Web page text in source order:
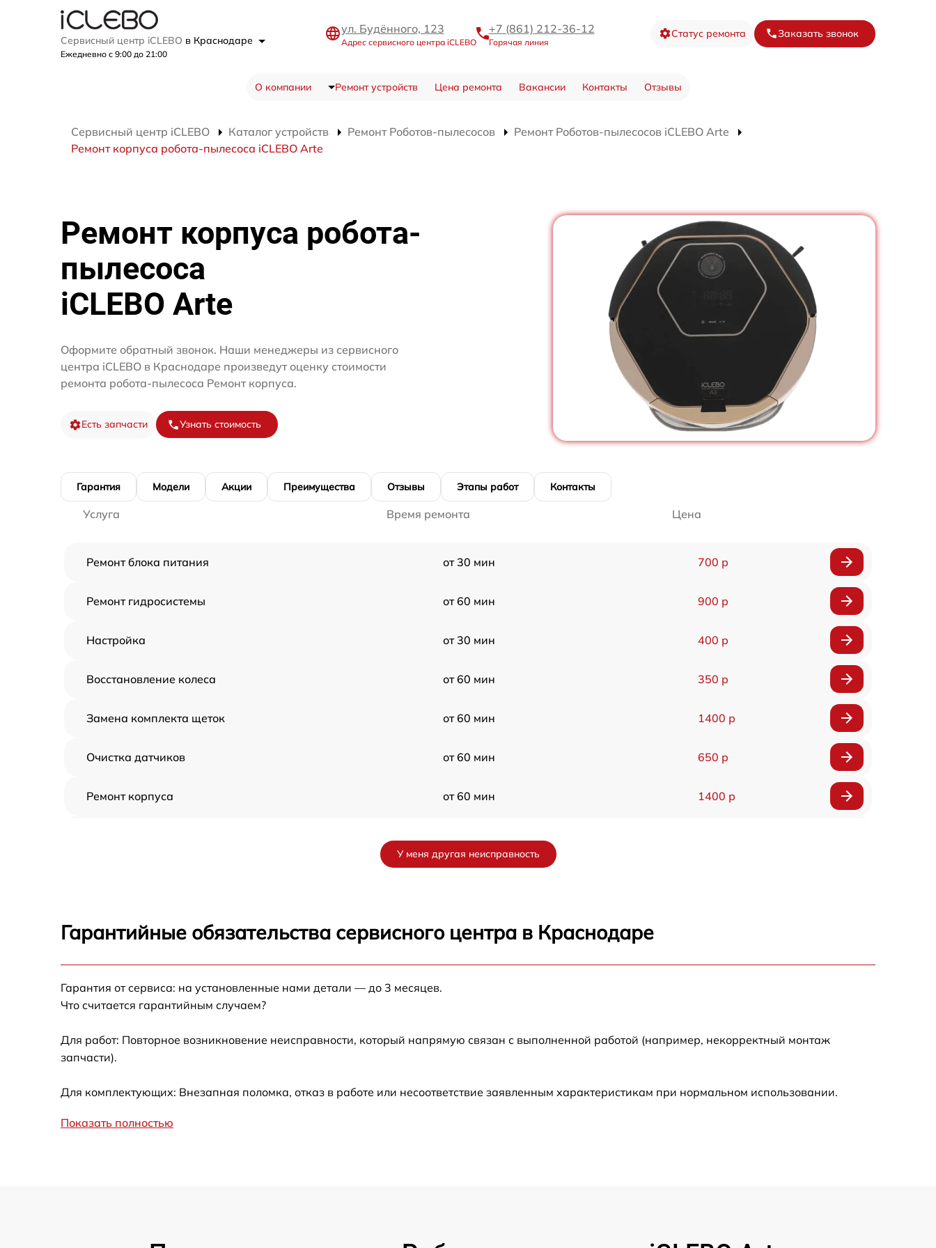
Сервисный центр iCLEBO в Краснодаре
Ежедневно с 9:00 до 21:00
ул. Будённого, 123
Адрес сервисного центра iCLEBO
+7 (861) 212-36-12
Горячая линия
Статус ремонта Заказать звонок
О компании Ремонт устройств Цена ремонта Вакансии Контакты Отзывы
Сервисный центр iCLEBO Каталог устройств Ремонт Роботов-пылесосов
Ремонт Роботов-пылесосов iCLEBO Arte
Ремонт корпуса робота-пылесоса iCLEBO Arte
Ремонт корпуса робота-
пылесоса
iCLEBO Arte
Оформите обратный звонок. Наши менеджеры из сервисного
центра iCLEBO в Краснодаре произведут оценку стоимости
ремонта робота-пылесоса Ремонт корпуса.
Есть запчасти Узнать стоимость
Гарантия Модели Акции Преимущества Отзывы Этапы работ Контакты
Услуга Время ремонта Цена
Ремонт блока питания от 30 мин 700 р
Ремонт гидросистемы от 60 мин 900 р
Настройка от 30 мин 400 р
Восстановление колеса от 60 мин 350 р
Замена комплекта щеток от 60 мин 1400 р
Очистка датчиков от 60 мин 650 р
Ремонт корпуса от 60 мин 1400 р
Устранение ошибок
У меня другая неисправность
Гарантийные обязательства сервисного центра в Краснодаре
Гарантия от сервиса: на установленные нами детали — до 3 месяцев.
Что считается гарантийным случаем?
Для работ: Повторное возникновение неисправности, который напрямую связан с выполненной работой (например, некорректный монтаж
запчасти).
Для комплектующих: Внезапная поломка, отказ в работе или несоответствие заявленным характеристикам при нормальном использовании.
Показать полностью